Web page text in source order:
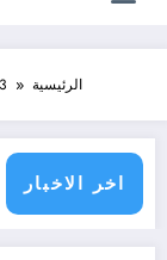
الرئيسية
اخر الاخبار
مجتمع دولي يناشدون؟